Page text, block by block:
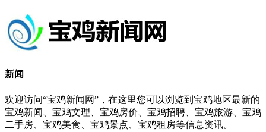
新闻
欢迎访问“宝鸡新闻网”，在这里您可以浏览到宝鸡地区最新的
宝鸡新闻、宝鸡文理、宝鸡房价、宝鸡招聘、宝鸡旅游、宝鸡
二手房、宝鸡美食、宝鸡景点、宝鸡租房等信息资讯。